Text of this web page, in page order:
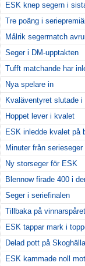
ESK knep segern i
Tre poäng i
Målrik segermatch
Seger i DM-upptakten
Tufft matchande har
Nya spelare in
Kvaläventyret slutade i
Hoppet lever i kvalet
ESK inledde kvalet på
Minuter från
Ny storseger för ESK
Blennow firade 400 i
Seger i seriefinalen
Tillbaka på vinnarspåret
ESK tappar mark i
Delad pott på Skoghälla
ESK kammade noll